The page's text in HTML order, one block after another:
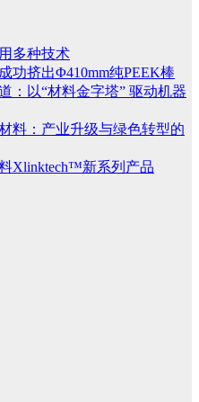
多种技术
功挤出Φ410mm纯PEEK棒
：以“材料金字塔” 驱动机器
料：产业升级与绿色转型的
Xlinktech™新系列产品